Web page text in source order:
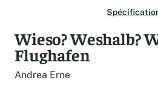
Wieso? Weshalb?
Flughafen
Andrea Erne